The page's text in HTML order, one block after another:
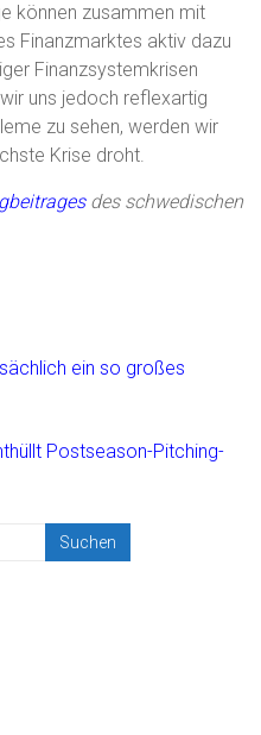
können zusammen mit
Finanzmarktes aktiv dazu
Finanzsystemkrisen
uns jedoch reflexartig
zu sehen, werden wir
Krise droht.
des schwedischen
ein so großes
Postseason-Pitching-